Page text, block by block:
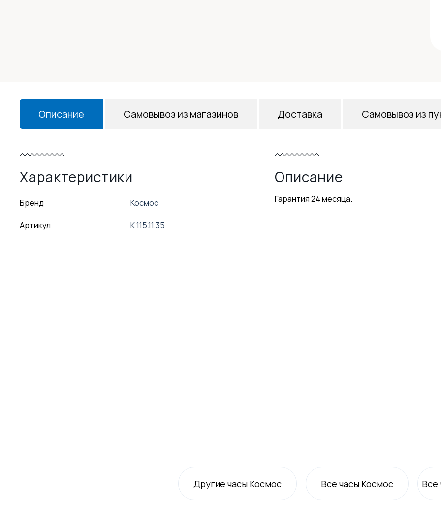
Описание
Характеристики
Бренд Космос
Артикул K 115.11.35
Описание
Гарантия 24 месяца.
Самовывоз из магазинов Доставка Самовывоз из
Другие часы Космос Всечасы Космос Все